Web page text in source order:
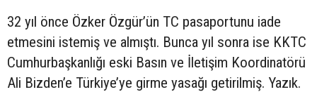
32 yıl önce Özker Özgür’ün TC pasaportunu iade
etmesini istemiş ve almıştı. Bunca yıl sonra ise KKTC
Cumhurbaşkanlığı eski Basın ve İletişim Koordinatörü
Ali Bizden’e Türkiye’ye girme yasağı getirilmiş. Yazık.